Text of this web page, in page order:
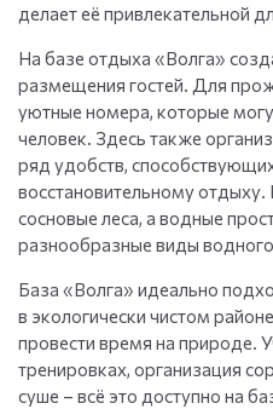
делает её привлекательной
На базе отдыха «Волга»
размещения гостей. Для
уютные номера, которые
человек. Здесь также
ряд удобств,
восстановительному отдыху.
сосновые леса, а водные
разнообразные виды
База «Волга» идеально
в экологически чистом
провести время на природе.
тренировках, организация
суше – всё это доступно на